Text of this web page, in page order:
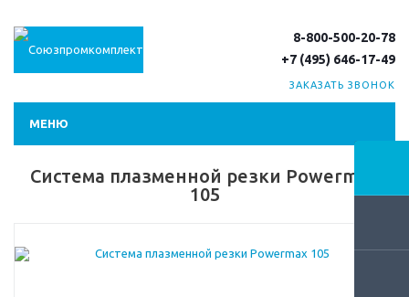
8-800-500-20-78
+7 (495) 646-17-49
ЗАКАЗАТЬ ЗВОНОК
МЕНЮ
Система плазменной резки Powermax
105